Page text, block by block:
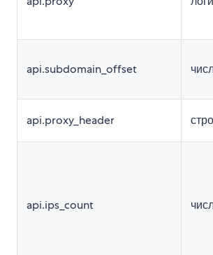
api.subdomain_offset
api.proxy_header
api.ips_count